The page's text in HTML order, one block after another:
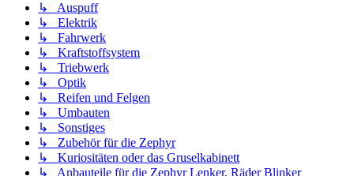
↳ Auspuff
↳ Elektrik
↳ Fahrwerk
↳ Kraftstoffsystem
↳ Triebwerk
↳ Optik
↳ Reifen und Felgen
↳ Umbauten
↳ Sonstiges
↳ Zubehör für die Zephyr
↳ Kuriositäten oder das Gruselkabinett
↳ Anbauteile für die Zephyr Lenker, Räder Blinker